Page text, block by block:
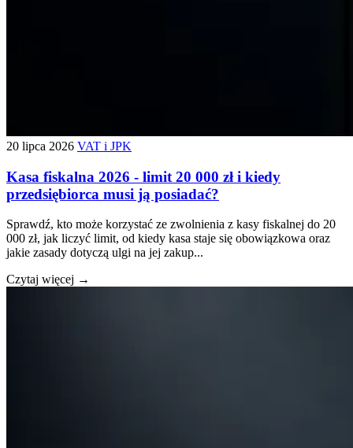
20 lipca 2026 VAT i JPK
Kasa fiskalna 2026 - limit 20 000 zł i kiedy
przedsiębiorca musi ją posiadać?
Sprawdź, kto może korzystać ze zwolnienia z kasy fiskalnej do 20
000 zł, jak liczyć limit, od kiedy kasa staje się obowiązkowa oraz
jakie zasady dotyczą ulgi na jej zakup...
Czytaj więcej →